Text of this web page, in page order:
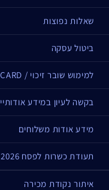
שאלות נפוצות
ביטול עסקה
למימוש שובר זיכוי / GIFT CARD
בקשה לעיון במידע אודותיי
מידע אודות משלוחים
תעודת כשרות לפסח 2026
איתור נקודת מכירה